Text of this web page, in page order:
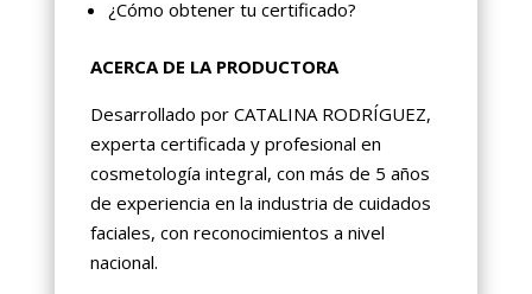
¿Cómo obtener tu certificado?
ACERCA DE LA PRODUCTORA
Desarrollado por CATALINA RODRÍGUEZ,
experta certificada y profesional en
cosmetología integral, con más de 5 años
de experiencia en la industria de cuidados
faciales, con reconocimientos a nivel
nacional.